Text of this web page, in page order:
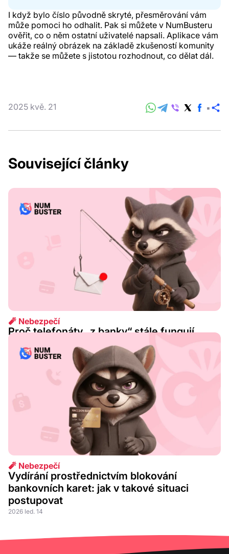
I když bylo číslo původně skryté, přesměrování vám
může pomoci ho odhalit. Pak si můžete v NumBusteru
ověřit, co o něm ostatní uživatelé napsali. Aplikace vám
ukáže reálný obrázek na základě zkušeností komunity
— takže se můžete s jistotou rozhodnout, co dělat dál.
2025 kvě. 21
Související články
🧨 Nebezpečí
Proč telefonáty „z banky“ stále fungují
🧨 Nebezpečí
Vydírání prostřednictvím blokování
bankovních karet: jak v takové situaci
postupovat
2026 led. 14